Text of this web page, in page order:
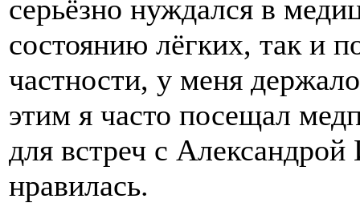
серьёзно нуждался в
состоянию лёгких, так и
частности, у меня
этим я часто посещал
для встреч с
нравилась.